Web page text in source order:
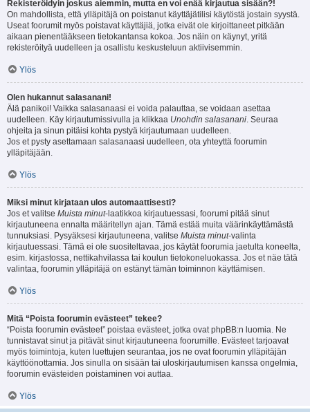
Rekisteröidyin joskus aiemmin, mutta en voi enää kirjautua sisään?!
On mahdollista, että ylläpitäjä on poistanut käyttäjätilisi käytöstä jostain syystä.
Useat foorumit myös poistavat käyttäjiä, jotka eivät ole kirjoittaneet pitkään
aikaan pienentääkseen tietokantansa kokoa. Jos näin on käynyt, yritä
rekisteröityä uudelleen ja osallistu keskusteluun aktiivisemmin.
Ylös
Olen hukannut salasanani!
Älä panikoi! Vaikka salasanaasi ei voida palauttaa, se voidaan asettaa
uudelleen. Käy kirjautumissivulla ja klikkaa Unohdin salasanani. Seuraa
ohjeita ja sinun pitäisi kohta pystyä kirjautumaan uudelleen.
Jos et pysty asettamaan salasanaasi uudelleen, ota yhteyttä foorumin
ylläpitäjään.
Ylös
Miksi minut kirjataan ulos automaattisesti?
Jos et valitse Muista minut-laatikkoa kirjautuessasi, foorumi pitää sinut
kirjautuneena ennalta määritellyn ajan. Tämä estää muita väärinkäyttämästä
tunnuksiasi. Pysyäksesi kirjautuneena, valitse Muista minut-valinta
kirjautuessasi. Tämä ei ole suositeltavaa, jos käytät foorumia jaetulta koneelta,
esim. kirjastossa, nettikahvilassa tai koulun tietokoneluokassa. Jos et näe tätä
valintaa, foorumin ylläpitäjä on estänyt tämän toiminnon käyttämisen.
Ylös
Mitä “Poista foorumin evästeet” tekee?
“Poista foorumin evästeet” poistaa evästeet, jotka ovat phpBB:n luomia. Ne
tunnistavat sinut ja pitävät sinut kirjautuneena foorumille. Evästeet tarjoavat
myös toimintoja, kuten luettujen seurantaa, jos ne ovat foorumin ylläpitäjän
käyttöönottamia. Jos sinulla on sisään tai uloskirjautumisen kanssa ongelmia,
foorumin evästeiden poistaminen voi auttaa.
Ylös